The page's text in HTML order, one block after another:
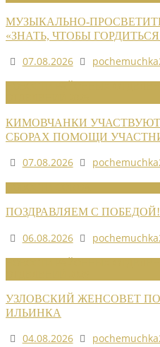
МУЗЫКАЛЬНО-
«ЗНАТЬ, ЧТОБЫ
07.08.2026
КИМОВЧАНКИ
СБОРАХ ПОМОЩИ
07.08.2026
ПОЗДРАВЛЯЕМ С ПОБЕДОЙ!
06.08.2026
УЗЛОВСКИЙ ЖЕНСОВЕТ
ИЛЬИНКА
04.08.2026